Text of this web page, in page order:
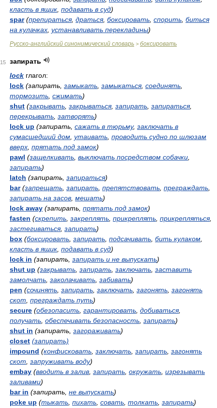
класть в ящик подавать в суд)
spar (препираться, драться, боксировать спорить биться
на кулачках устанавливать перекладины)
Русско-английский синонимический словарь > боксировать
15
запирать
lock глагол:
lock (запирать, замыкать замыкаться, соединять
тормозить сжимать)
shut (закрывать закрываться, запирать запираться,
перекрывать затворять)
lock up (запирать, сажать в тюрьму, заключать в
сумасшедший дом утаивать проводить судно по шлюзам
вверх прятать под замок)
pawl (защелкивать выключать посредством собачки
запирать)
latch (запирать, запираться)
bar (запрещать запирать препятствовать преграждать
запирать на засов мешать)
lock away (запирать, прятать под замок)
fasten (скрепить закреплять прикреплять прикрепляться,
застегиваться, запирать)
box (боксировать запирать подсачивать бить кулаком
класть в ящик подавать в суд)
lock in (запирать, запирать и не выпускать)
shut up (закрывать запирать заключать заставить
замолчать заколачивать забивать)
pen (сочинять запирать заключать загонять загонять
скот преграждать путь)
secure (обезопасить гарантировать добиваться,
получать обеспечивать безопасность запирать)
shut in (запирать, загораживать)
closet (запирать)
impound (конфисковать заключать запирать загонять
скот запруживать воду)
embay (вводить в залив запирать окружать изрезывать
заливами)
bar in (запирать, не выпускать)
poke up (тыкать пихать совать толкать запирать)